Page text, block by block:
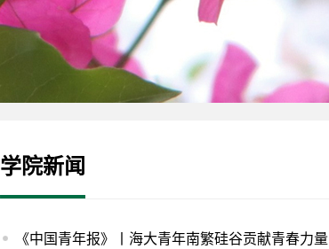
学院新闻
《中国青年报》丨海大青年南繁硅谷贡献青春力量